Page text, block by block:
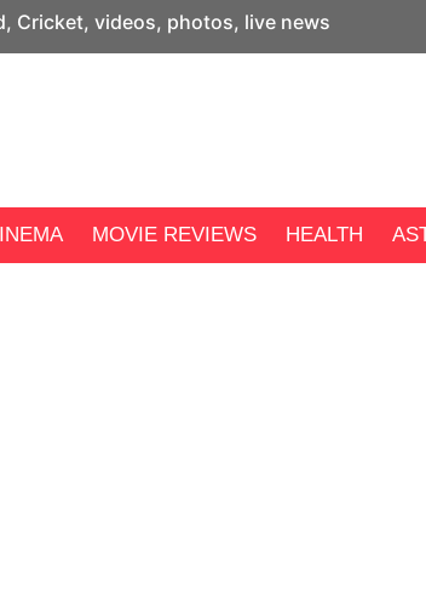
Cricket, videos, photos, live news
MOVIE REVIEWS HEALTH